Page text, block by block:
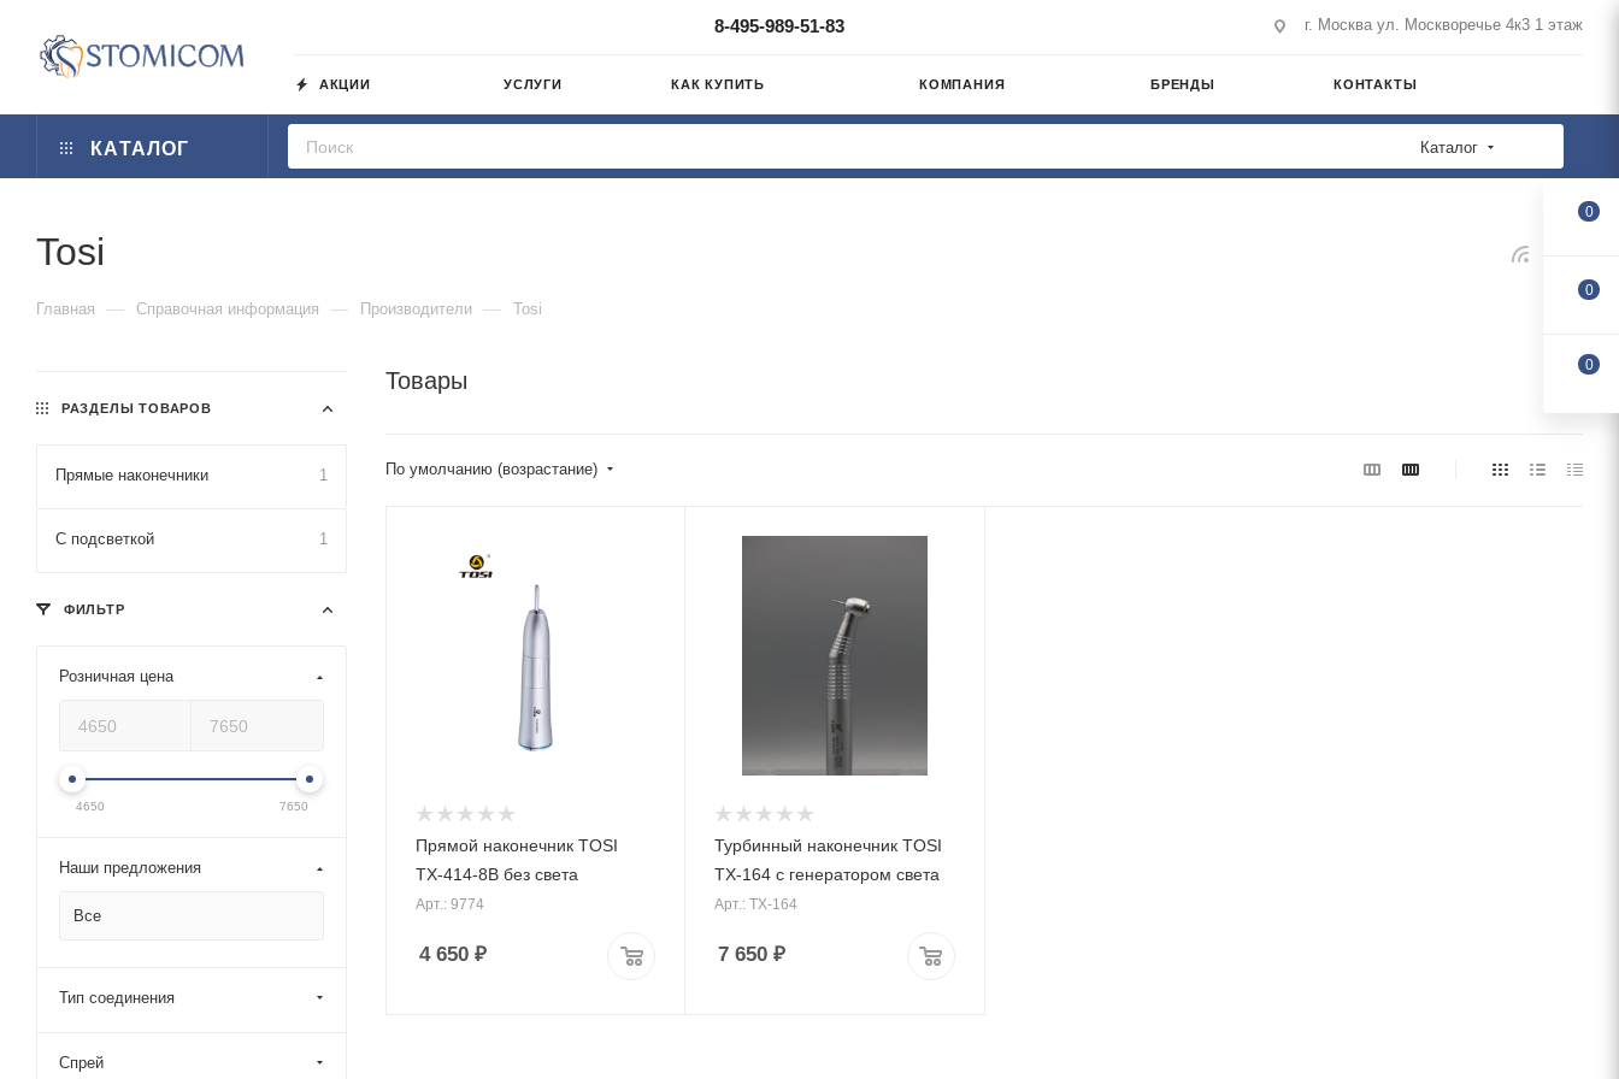
8-495-989-51-83 г. Москва ул. Москворечье 4к3 1 этаж
АКЦИИ УСЛУГИ КАК КУПИТЬ КОМПАНИЯ БРЕНДЫ КОНТАКТЫ
КАТАЛОГ Каталог
Tosi
Главная — Справочная информация — Производители — Tosi
Товары
По умолчанию (возрастание)
Прямой наконечник TOSI
ТХ-414-8В без света
Арт.: 9774
4 650 ₽
Турбинный наконечник TOSI
TX-164 с генератором света
Арт.: TX-164
7 650 ₽
РАЗДЕЛЫ ТОВАРОВ
Прямые наконечники 1
С подсветкой 1
ФИЛЬТР
Розничная цена
4650 7650
Наши предложения
Все
Тип соединения
Спрей
0
0
0